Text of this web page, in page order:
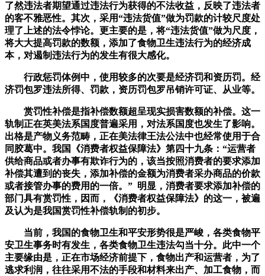
了然违法者期望通过违法行为获得的不法收益，反映了违法者
的客不雅恶性。其次，采用“违法货值”做为罚款的计较尺度处
理了上述的法令悖论。更主要的是，将“违法货值”做为尺度，
将大大提高罚款的数额，添加了食物卫生违法行为的经济成
本，对遏制违法行为的发生有很大感化。
行政惩罚体例中，使用较多的次要是经济罚和资历罚。经
济罚包罗违法所得、罚款，资历罚包罗吊销许可证、从业等。
赏罚性补偿是指补偿数额超呈现实损害数额的补偿。这一
轨制正在英美法系国度普遍采用，对法系国度也发生了影响。
出格是产物义务范畴，正在美法律王法公法中也经常使用于合
同胶葛中。我国《消费者权益保障法》第四十九条：“运营者
供给商品或者办事有欺诈行为的，该当按照消费者的要求添加
补偿其遭到的丧失，添加补偿的金额为消费者采办商品的价款
或者接管办事的费用的一倍。” 明显，消费者要求添加补偿的
部门具有赏罚性，因而，《消费者权益保障法》的这一，被遍
及认为是我国赏罚性补偿轨制的初步。
当前，我国的食物卫生和平安形势很是严峻，各类食物平
安卫生事务时有发生，各类食物卫生违法勾当十分。此中一个
主要缘由是，正在市场经济前提下，食物出产和运营者，为了
逃求利润，往往采用不法的手段和材料来出产、加工食物，而